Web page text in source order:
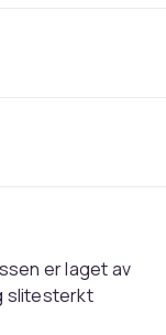
er laget av
slitesterkt